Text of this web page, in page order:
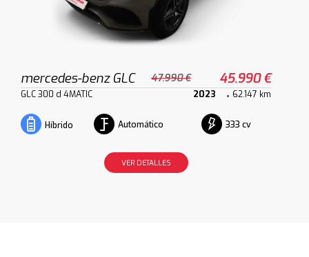
mercedes-benz GLC 47.990 € 45.990 €
GLC 300 d 4MATIC 2023 62.147 km
Híbrido Automático 333 cv
VER DETALLES